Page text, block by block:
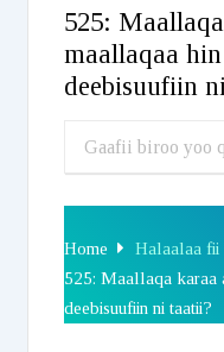
525:
maallaqaa hin
deebisuufiin
Home Halaalaa fii
525: Maallaqa karaa
deebisuufiin ni taatii?